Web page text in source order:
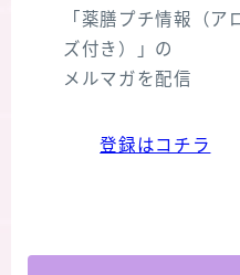
「薬膳プチ情報（ア
ズ付き）」の
メルマガを配信
登録はコチラ